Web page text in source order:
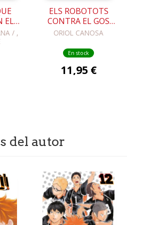
EL
/ ,
ELS ROBOTOTS
CONTRA EL GOS
CÈRBER
ORIOL CANOSA
En stock
11,95 €
del autor